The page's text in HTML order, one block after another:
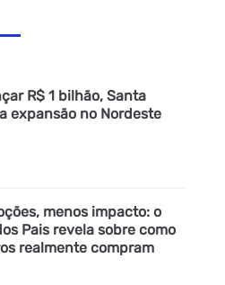
R$ 1 bilhão, Santa
expansão no Nordeste
menos impacto: o
Pais revela sobre como
realmente compram